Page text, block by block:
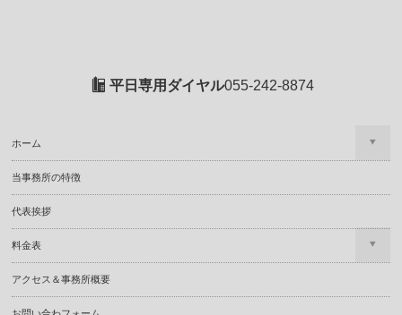
平日専用ダイヤル055-242-8874
ホーム
当事務所の特徴
代表挨拶
料金表
アクセス＆事務所概要